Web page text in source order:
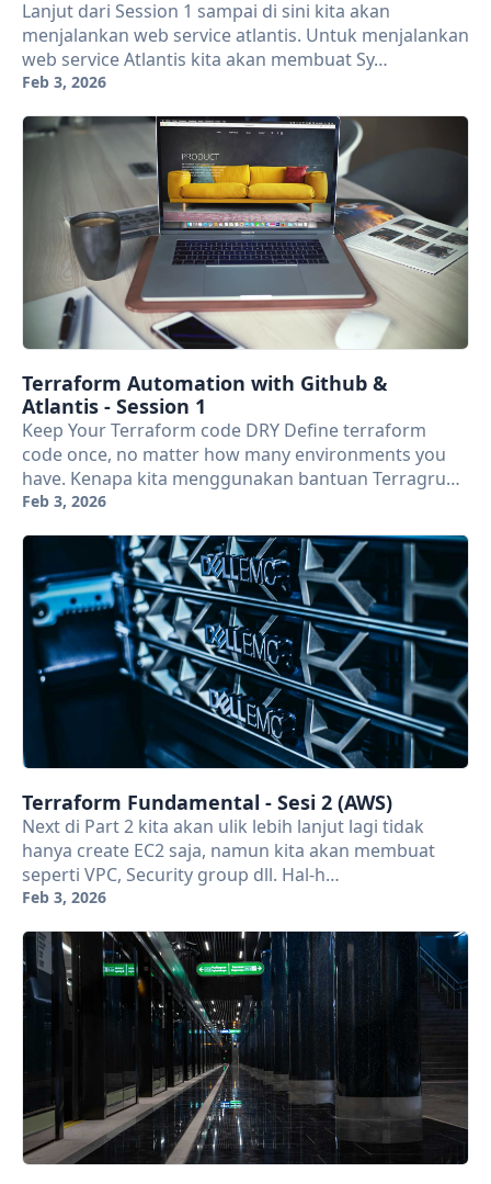
Lanjut dari Session 1 sampai di sini kita akan
menjalankan web service atlantis. Untuk menjalankan
web service Atlantis kita akan membuat Sy…
Feb 3, 2026
Terraform Automation with Github &
Atlantis - Session 1
Keep Your Terraform code DRY Define terraform
code once, no matter how many environments you
have. Kenapa kita menggunakan bantuan Terragru…
Feb 3, 2026
Terraform Fundamental - Sesi 2 (AWS)
Next di Part 2 kita akan ulik lebih lanjut lagi tidak
hanya create EC2 saja, namun kita akan membuat
seperti VPC, Security group dll. Hal-h…
Feb 3, 2026